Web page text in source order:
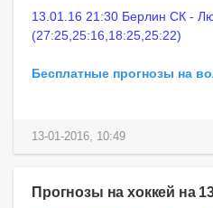
13.01.16 21:30 Берлин СК -
(27:25,25:16,18:25,25:22)
Бесплатные прогнозы на
13-01-2016, 10:49
Прогнозы на хоккей на